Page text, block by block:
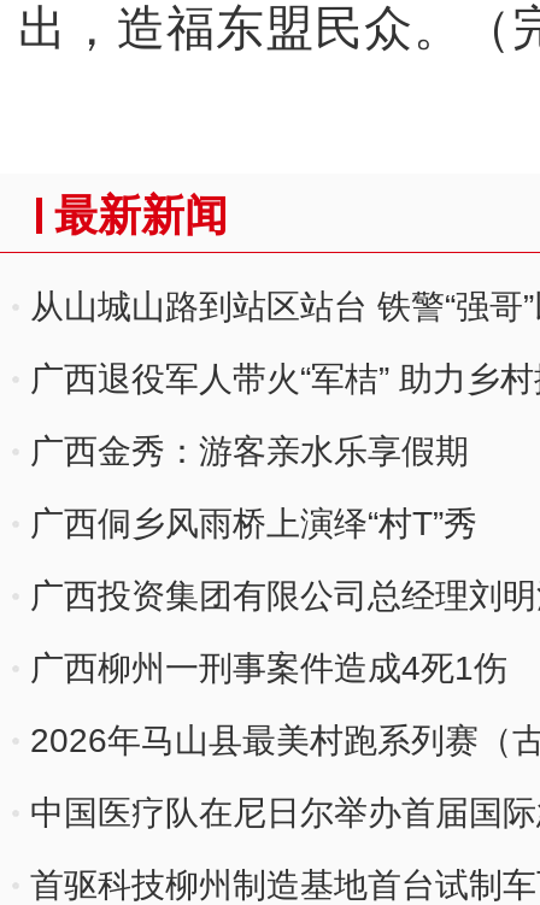
出，造福东盟民众。（
最新新闻
从山城山路到站区站台 铁警“强哥
广西退役军人带火“军桔” 助力乡
广西金秀：游客亲水乐享假期
广西侗乡风雨桥上演绎“村T”秀
广西投资集团有限公司总经理刘
广西柳州一刑事案件造成4死1伤
2026年马山县最美村跑系列赛（
中国医疗队在尼日尔举办首届国
首驱科技柳州制造基地首台试制